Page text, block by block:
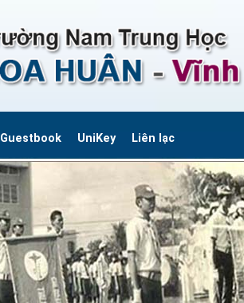
Guestbook UniKey Liên lạc